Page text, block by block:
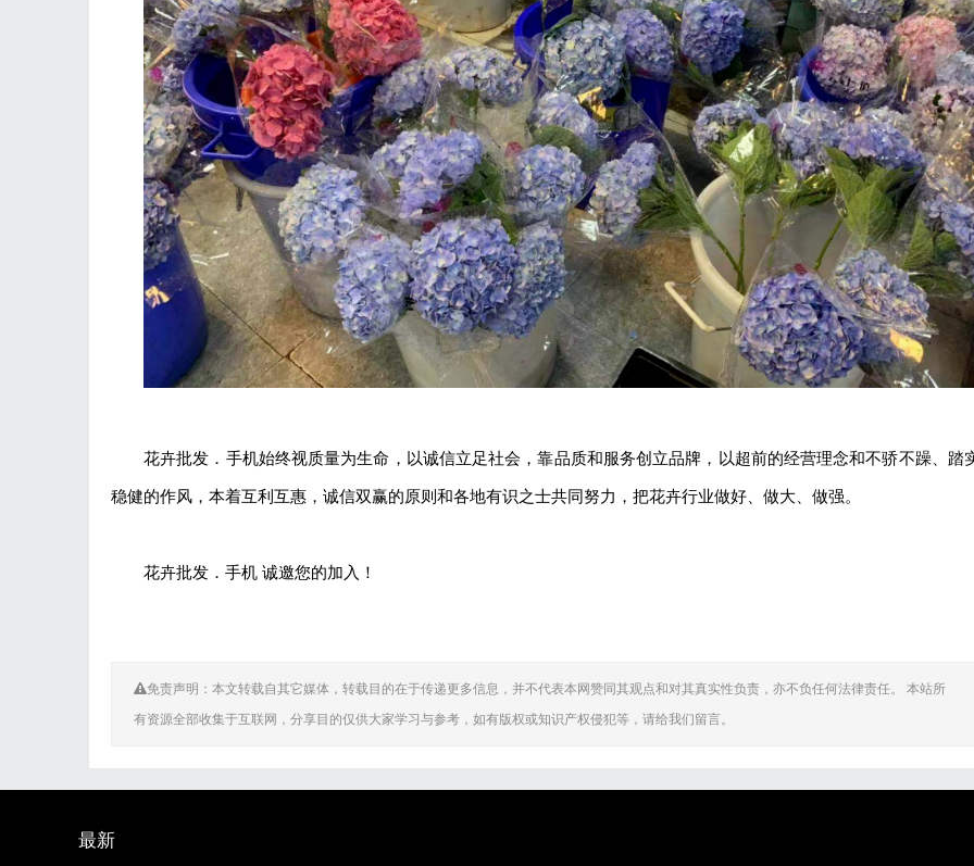
花卉批发．手机始终视质量为生命，以诚信立足社会，靠品质和服务创立品牌，以超前的经营理念和不骄不躁、踏
稳健的作风，本着互利互惠，诚信双赢的原则和各地有识之士共同努力，把花卉行业做好、做大、做强。
花卉批发．手机 诚邀您的加入！
免责声明：本文转载自其它媒体，转载目的在于传递更多信息，并不代表本网赞同其观点和对其真实性负责，亦不负任何法律责任。 本站所
有资源全部收集于互联网，分享目的仅供大家学习与参考，如有版权或知识产权侵犯等，请给我们留言。
最新